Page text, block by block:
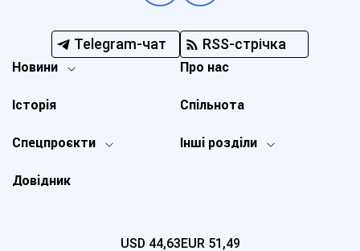
Telegram-чат RSS-стрічка
Новини
Спецпроєкти Інші розділи
Історія
Про нас
Довідник
Спільнота
USD 44,63EUR 51,49